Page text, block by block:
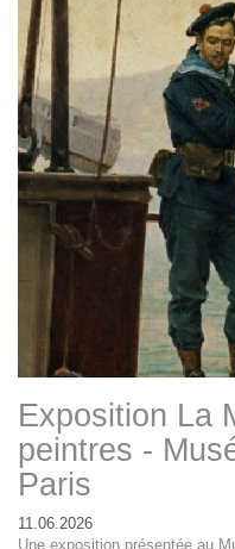
Exposition La
peintres -
Paris
11.06.2026
Une exposition présentée au